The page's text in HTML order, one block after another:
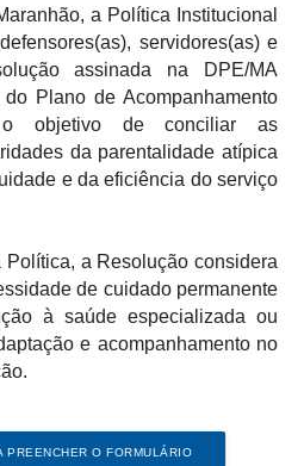
a Política Institucional
servidores(as) e
assinada na DPE/MA
Plano de Acompanhamento
o objetivo de conciliar as
da parentalidade atípica
e da eficiência do serviço
a Resolução considera
de cuidado permanente
à saúde especializada ou
e acompanhamento no
PREENCHER O FORMULÁRIO